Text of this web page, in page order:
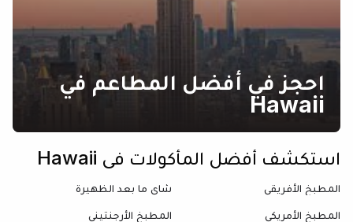
احجز في أفضل المطاعم في
Hawaii
استكشف أفضل المأكولات في Hawaii
المطبخ الأفريقي
شاي ما بعد الظهيرة
المطبخ الأمريكي
المطبخ الأرجنتيني